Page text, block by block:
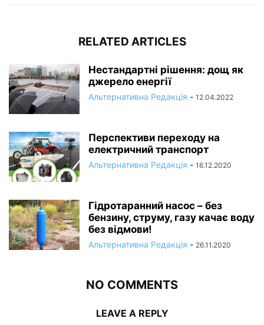
RELATED ARTICLES
Нестандартні рішення: дощ як
джерело енергії
Альтернативна Редакція - 12.04.2022
Перспективи переходу на
електричний транспорт
Альтернативна Редакція - 16.12.2020
Гідротаранний насос – без
бензину, струму, газу качає воду
без відмови!
Альтернативна Редакція - 26.11.2020
NO COMMENTS
LEAVE A REPLY